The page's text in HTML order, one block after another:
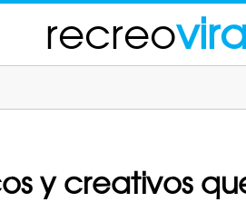
recreo
y creativos